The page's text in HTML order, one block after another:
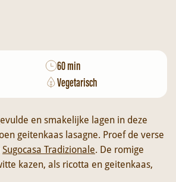
60 min
Vegetarisch
en smakelijke lagen in deze
geitenkaas lasagne. Proef de verse
Sugocasa Tradizionale. De romige
kazen, als ricotta en geitenkaas,